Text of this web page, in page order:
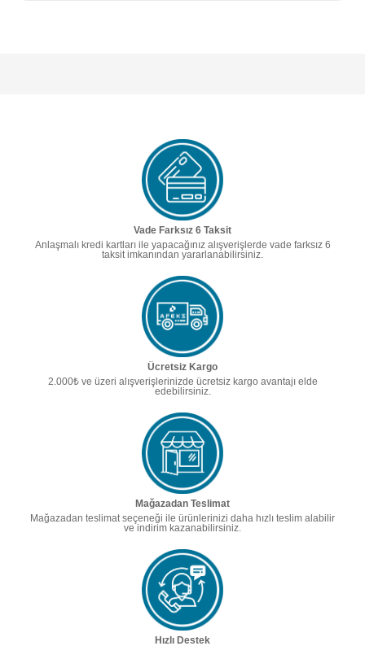
Vade Farksız 6 Taksit
Anlaşmalı kredi kartları ile yapacağınız alışverişlerde vade farksız 6
taksit imkanından yararlanabilirsiniz.
Ücretsiz Kargo
2.000₺ ve üzeri alışverişlerinizde ücretsiz kargo avantajı elde
edebilirsiniz.
Mağazadan Teslimat
Mağazadan teslimat seçeneği ile ürünlerinizi daha hızlı teslim alabilir
ve indirim kazanabilirsiniz.
Hızlı Destek